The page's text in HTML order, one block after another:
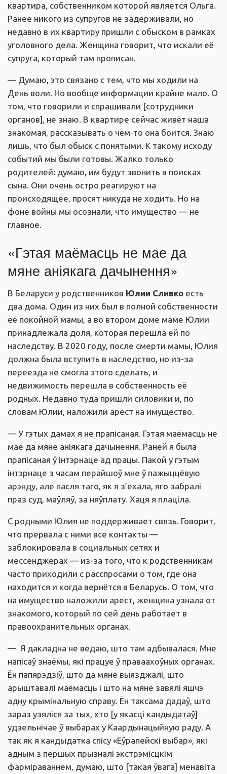
квартира, собственником которой является Ольга.
Ранее никого из супругов не задерживали, но
недавно в их квартиру пришли с обыском в рамках
уголовного дела. Женщина говорит, что искали её
супруга, который там прописан.
— Думаю, это связано с тем, что мы ходили на
День воли. Но вообще информации крайне мало. О
том, что говорили и спрашивали [сотрудники
органов], не знаю. В квартире сейчас живёт наша
знакомая, рассказывать о чём-то она боится. Знаю
лишь, что был обыск с понятыми. К такому исходу
событий мы были готовы. Жалко только
родителей: думаю, им будут звонить в поисках
сына. Они очень остро реагируют на
происходящее, просят никуда не ходить. Но на
фоне войны мы осознали, что имущество — не
главное.
«Гэтая маёмасць не мае да
мяне аніякага дачынення»
В Беларуси у родственников Юлии Сливко есть
два дома. Один из них был в полной собственности
её покойной мамы, а во втором доме маме Юлии
принадлежала доля, которая перешла ей по
наследству. В 2020 году, после смерти мамы, Юлия
должна была вступить в наследство, но из-за
переезда не смогла этого сделать, и
недвижимость перешла в собственность её
родных. Недавно туда пришли силовики и, по
словам Юлии, наложили арест на имущество.
— У гэтых дамах я не прапісаная. Гэтая маёмасць не
мае да мяне аніякага дачынення. Раней я была
прапісаная ў інтэрнаце ад працы. Пакой у гэтым
інтэрнаце з часам перайшоў мне ў пажыццёвую
арэнду, але пасля таго, як я з’ехала, яго забралі
праз суд, маўляў, за няўплату. Хаця я плаціла.
С родными Юлия не поддерживает связь. Говорит,
что прервала с ними все контакты —
заблокировала в социальных сетях и
мессенджерах — из-за того, что к родственникам
часто приходили с расспросами о том, где она
находится и когда вернётся в Беларусь. О том, что
на имущество наложили арест, женщина узнала от
знакомого, который по сей день работает в
правоохранительных органах.
— Я дакладна не ведаю, што там адбывалася. Мне
напісаў знаёмы, які працуе ў праваахоўных органах.
Ён папярэдзіў, што да мяне выязджалі, што
арыштавалі маёмасць і што на мяне завялі яшчэ
адну крымінальную справу. Ён таксама дадаў, што
зараз узяліся за тых, хто [у якасці кандыдатаў]
удзельнічае ў выбарах у Каардынацыйную раду. А
так як я кандыдатка спісу «Еўрапейскі выбар», які
адным з першых прызналі экстрэмісцкім
фарміраваннем, думаю, што [такая ўвага] менавіта